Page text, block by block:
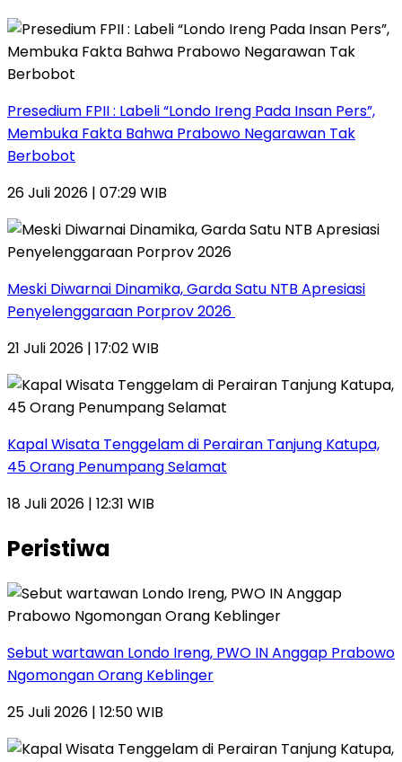
Presedium FPII : Labeli “Londo Ireng Pada Insan Pers”,
Membuka Fakta Bahwa Prabowo Negarawan Tak
Berbobot
26 Juli 2026 | 07:29 WIB
Meski Diwarnai Dinamika, Garda Satu NTB Apresiasi
Penyelenggaraan Porprov 2026 ‎
21 Juli 2026 | 17:02 WIB
Kapal Wisata Tenggelam di Perairan Tanjung Katupa,
45 Orang Penumpang Selamat
18 Juli 2026 | 12:31 WIB
Peristiwa
Sebut wartawan Londo Ireng, PWO IN Anggap Prabowo
Ngomongan Orang Keblinger
25 Juli 2026 | 12:50 WIB